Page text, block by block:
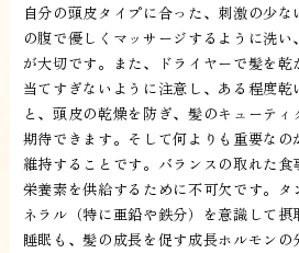
自分の頭皮タイプに合った、刺激の少
の腹で優しくマッサージするように洗
が大切です。また、ドライヤーで髪を乾
当てすぎないように注意し、ある程度乾
と、頭皮の乾燥を防ぎ、髪のキューティ
期待できます。そして何よりも重要なの
維持することです。バランスの取れた食
栄養素を供給するために不可欠です。タ
ネラル（特に亜鉛や鉄分）を意識して摂
睡眠も、髪の成長を促す成長ホルモンの